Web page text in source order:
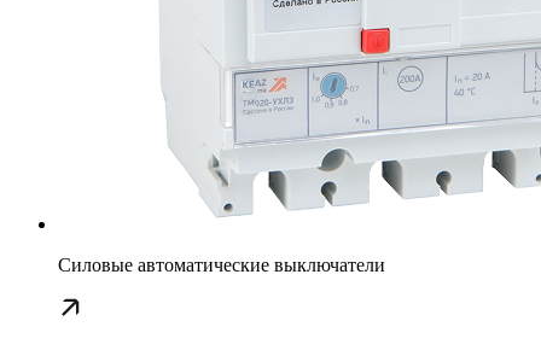
Силовые автоматические выключатели